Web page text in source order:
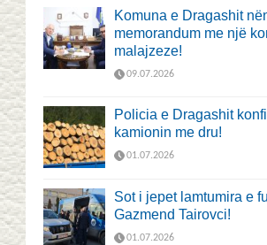
Komuna e Dragashit
memorandum me një
malajzeze!
09.07.2026
Policia e Dragashit
kamionin me dru!
01.07.2026
Sot i jepet lamtumira e
Gazmend Tairovci!
01.07.2026